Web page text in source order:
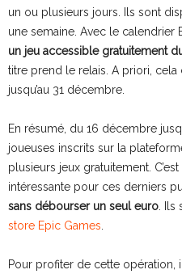
un ou plusieurs jours. Ils sont
une semaine. Avec le calendrier
un jeu accessible gratuitement
titre prend le relais. A priori, cela
jusqu’au 31 décembre.
En résumé, du 16 décembre
joueuses inscrits sur la
plusieurs jeux gratuitement.
intéressante pour ces derniers
sans débourser un seul euro .
store Epic Games
Pour profiter de cette